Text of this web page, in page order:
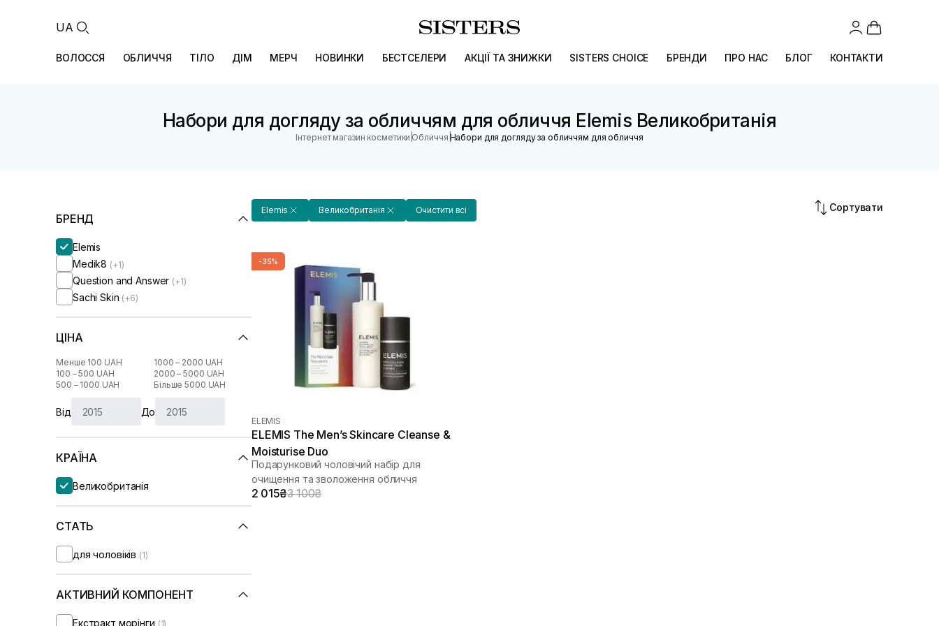
UA
ВОЛОССЯ ОБЛИЧЧЯ ТІЛО ДІМ МЕРЧ НОВИНКИ БЕСТСЕЛЕРИ АКЦІЇ ТА ЗНИЖКИ SISTERS CHOICE БРЕНДИ ПРО НАС БЛОГ КОНТАКТИ
Набори для догляду за обличчям для обличчя Elemis Великобританія
Інтернет магазин косметики |Обличчя |Набори для догляду за обличчям для обличчя
БРЕНД
Elemis
Medik8 (+1)
Question and Answer (+1)
Sachi Skin (+6)
ЦІНА
Менше 100 UAH
100 – 500 UAH
500 – 1000 UAH
1000 – 2000 UAH
2000 – 5000 UAH
Більше 5000 UAH
Від До
КРАЇНА
Великобританія
СТАТЬ
для чоловіків (1)
АКТИВНИЙ КОМПОНЕНТ
Екстракт морінги (1)
Elemis Великобританія Очистити всі Сортувати
-35%
ELEMIS
ELEMIS The Men’s Skincare Cleanse &
Moisturise Duo
Подарунковий чоловічий набір для
очищення та зволоження обличчя
2 015₴3 100₴